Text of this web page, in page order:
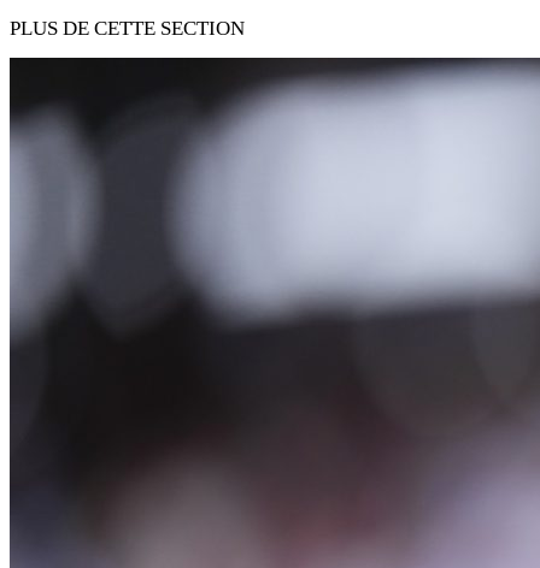
PLUS DE CETTE SECTION